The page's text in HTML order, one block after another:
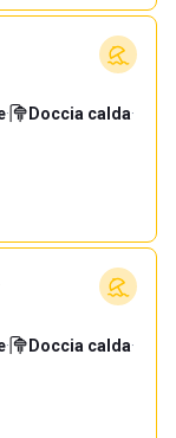
· Doccia calda·
· Doccia calda·